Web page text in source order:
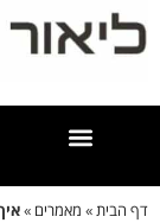
דף הבית» מאמרים»